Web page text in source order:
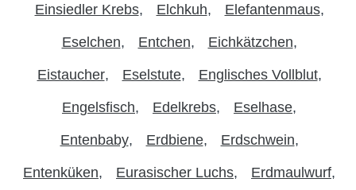
Einsiedler Krebs Elchkuh Elefantenmaus
Eselchen Entchen Eichkätzchen
Eistaucher Eselstute Englisches Vollblut
Engelsfisch Edelkrebs Eselhase
Entenbaby Erdbiene Erdschwein
Entenküken Eurasischer Luchs Erdmaulwurf